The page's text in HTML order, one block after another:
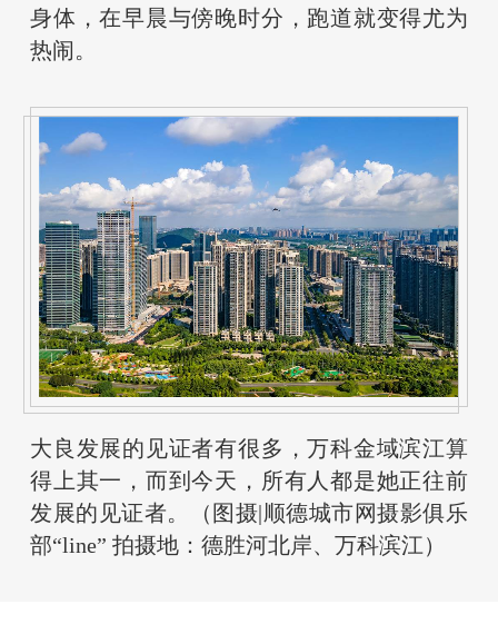
身体，在早晨与傍晚时分，跑道就变得尤为
热闹。
大良发展的见证者有很多，万科金域滨江算
得上其一，而到今天，所有人都是她正往前
发展的见证者。（图摄|顺德城市网摄影俱乐
部“line” 拍摄地：德胜河北岸、万科滨江）